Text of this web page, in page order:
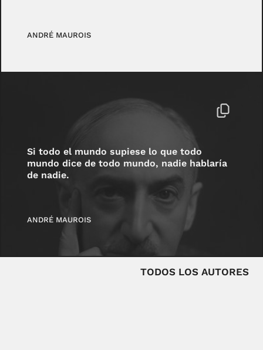
ANDRÉ MAUROIS
Si todo el mundo supiese lo que todo
mundo dice de todo mundo, nadie hablaría
de nadie.
ANDRÉ MAUROIS
TODOS LOS AUTORES